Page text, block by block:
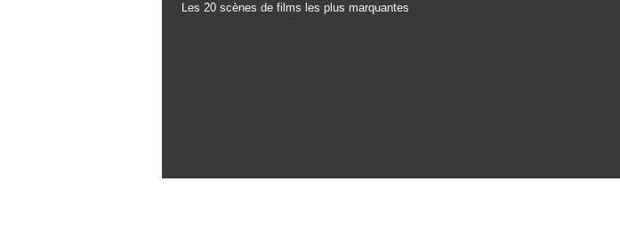
Les 20 scènes de films les plus marquantes